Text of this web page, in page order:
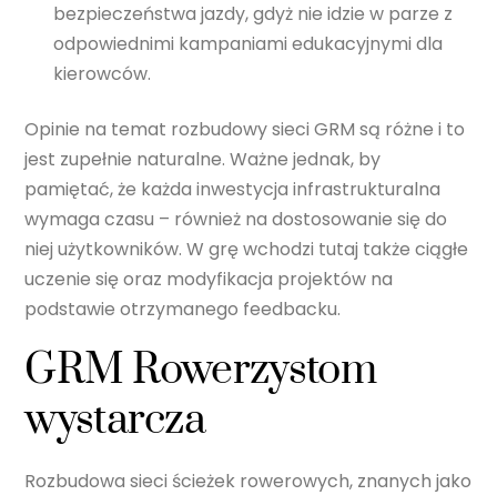
bezpieczeństwa jazdy, gdyż nie idzie w parze z
odpowiednimi kampaniami edukacyjnymi dla
kierowców.
Opinie na temat rozbudowy sieci GRM są różne i to
jest zupełnie naturalne. Ważne jednak, by
pamiętać, że każda inwestycja infrastrukturalna
wymaga czasu – również na dostosowanie się do
niej użytkowników. W grę wchodzi tutaj także ciągłe
uczenie się oraz modyfikacja projektów na
podstawie otrzymanego feedbacku.
GRM Rowerzystom
wystarcza
Rozbudowa sieci ścieżek rowerowych, znanych jako